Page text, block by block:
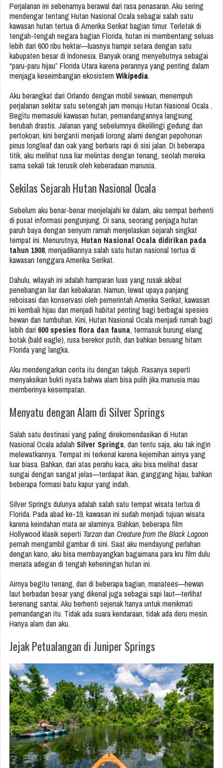
Perjalanan ini sebenarnya berawal dari rasa penasaran. Aku sering
mendengar tentang Hutan Nasional Ocala sebagai salah satu
kawasan hutan tertua di Amerika Serikat bagian timur. Terletak di
tengah-tengah negara bagian Florida, hutan ini membentang seluas
lebih dari 600 ribu hektar—luasnya hampir setara dengan satu
kabupaten besar di Indonesia. Banyak orang menyebutnya sebagai
“paru-paru hijau” Florida Utara karena perannya yang penting dalam
menjaga keseimbangan ekosistem Wikipedia.
Aku berangkat dari Orlando dengan mobil sewaan, menempuh
perjalanan sekitar satu setengah jam menuju Hutan Nasional Ocala .
Begitu memasuki kawasan hutan, pemandangannya langsung
berubah drastis. Jalanan yang sebelumnya dikelilingi gedung dan
pertokoan, kini berganti menjadi lorong alami dengan pepohonan
pinus longleaf dan oak yang berbaris rapi di sisi jalan. Di beberapa
titik, aku melihat rusa liar melintas dengan tenang, seolah mereka
sama sekali tak terusik oleh keberadaan manusia.
Sekilas Sejarah Hutan Nasional Ocala
Sebelum aku benar-benar menjelajahi ke dalam, aku sempat berhenti
di pusat informasi pengunjung. Di sana, seorang penjaga hutan
paruh baya dengan senyum ramah menjelaskan sejarah singkat
tempat ini. Menurutnya, Hutan Nasional Ocala didirikan pada
tahun 1908, menjadikannya salah satu hutan nasional tertua di
kawasan tenggara Amerika Serikat.
Dahulu, wilayah ini adalah hamparan luas yang rusak akibat
penebangan liar dan kebakaran. Namun, lewat upaya panjang
reboisasi dan konservasi oleh pemerintah Amerika Serikat, kawasan
ini kembali hijau dan menjadi habitat penting bagi berbagai spesies
hewan dan tumbuhan. Kini, Hutan Nasional Ocala menjadi rumah bagi
lebih dari 600 spesies flora dan fauna, termasuk burung elang
botak (bald eagle), rusa berekor putih, dan bahkan beruang hitam
Florida yang langka.
Aku mendengarkan cerita itu dengan takjub. Rasanya seperti
menyaksikan bukti nyata bahwa alam bisa pulih jika manusia mau
memberinya kesempatan.
Menyatu dengan Alam di Silver Springs
Salah satu destinasi yang paling direkomendasikan di Hutan
Nasional Ocala adalah Silver Springs, dan tentu saja, aku tak ingin
melewatkannya. Tempat ini terkenal karena kejernihan airnya yang
luar biasa. Bahkan, dari atas perahu kaca, aku bisa melihat dasar
sungai dengan sangat jelas—terdapat ikan, ganggang hijau, bahkan
beberapa formasi batu kapur yang indah.
Silver Springs dulunya adalah salah satu tempat wisata tertua di
Florida. Pada abad ke-19, kawasan ini sudah menjadi tujuan wisata
karena keindahan mata air alaminya. Bahkan, beberapa film
Hollywood klasik seperti Tarzandan Creature from the Black Lagoon
pernah mengambil gambar di sini. Saat aku mendayung perlahan
dengan kano, aku bisa membayangkan bagaimana para kru film dulu
menata adegan di tengah keheningan hutan ini.
Airnya begitu tenang, dan di beberapa bagian, manatees—hewan
laut berbadan besar yang dikenal juga sebagai sapi laut—terlihat
berenang santai. Aku berhenti sejenak hanya untuk menikmati
pemandangan itu. Tidak ada suara kendaraan, tidak ada deru mesin.
Hanya alam dan aku.
Jejak Petualangan di Juniper Springs